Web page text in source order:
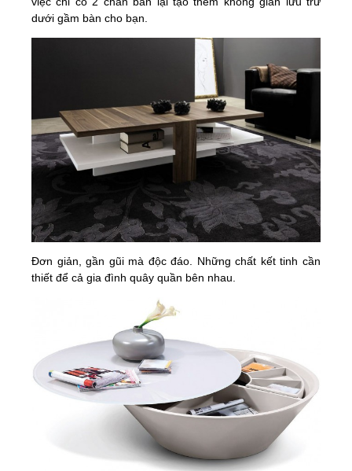
dưới gầm bàn cho bạn.
Đơn giản, gần gũi mà độc đáo. Những chất kết tinh cần
thiết để cả gia đình quây quần bên nhau.